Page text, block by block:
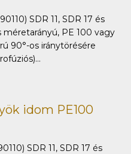
SDR 11, SDR 17 és
méretarányú, PE 100 vagy
90°-os iránytörésére
idom PE100
SDR 11, SDR 17 és